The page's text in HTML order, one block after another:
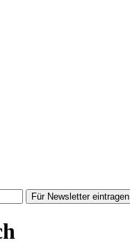
Für Newsletter eintragen